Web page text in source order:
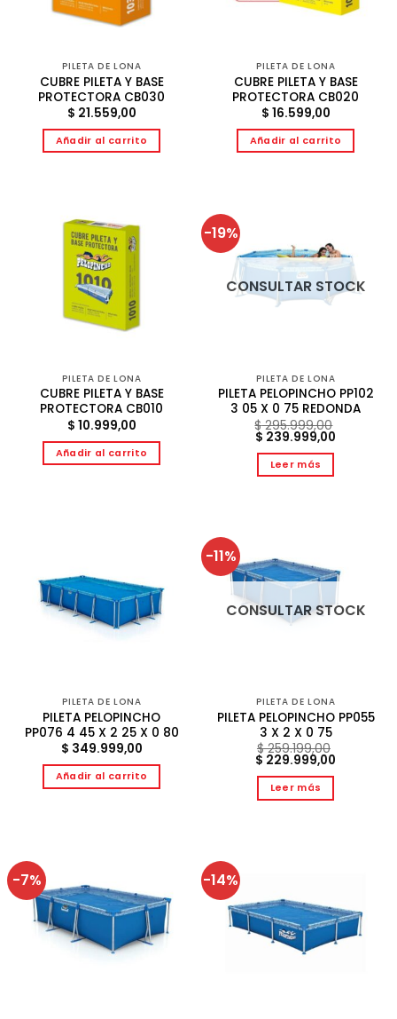
PILETA DE LONA
CUBRE PILETA Y BASE
PROTECTORA CB030
$ 21.559,00
Añadir al carrito
PILETA DE LONA
CUBRE PILETA Y BASE
PROTECTORA CB020
$ 16.599,00
Añadir al carrito
PILETA DE LONA
CUBRE PILETA Y BASE
PROTECTORA CB010
$ 10.999,00
Añadir al carrito
-19%
CONSULTAR STOCK
PILETA DE LONA
PILETA PELOPINCHO PP102
3 05 X 0 75 REDONDA
$295.999,00
El
precio
original
era:
$ 295.999,00.
$ 239.999,00
Leer más
PILETA DE LONA
PILETA PELOPINCHO
PP076 4 45 X 2 25 X 0 80
$ 349.999,00
Añadir al carrito
-11%
CONSULTAR STOCK
PILETA DE LONA
PILETA PELOPINCHO PP055
3 X 2 X 0 75
$259.199,00
El
original
era:
$ 259.199,00.
$ 229.999,00
Leer más
-7% -14%